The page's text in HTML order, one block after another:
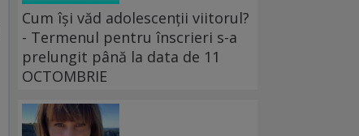
Cum își văd adolescenții viitorul?
- Termenul pentru înscrieri s-a
prelungit până la data de 11
OCTOMBRIE